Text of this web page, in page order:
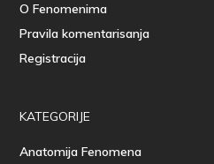
O Fenomenima
Pravila komentarisanja
Registracija
KATEGORIJE
Anatomija Fenomena